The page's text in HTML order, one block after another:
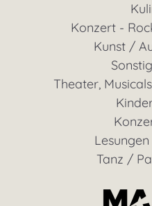
Konzert -
Kunst /
Theater,
Tanz /